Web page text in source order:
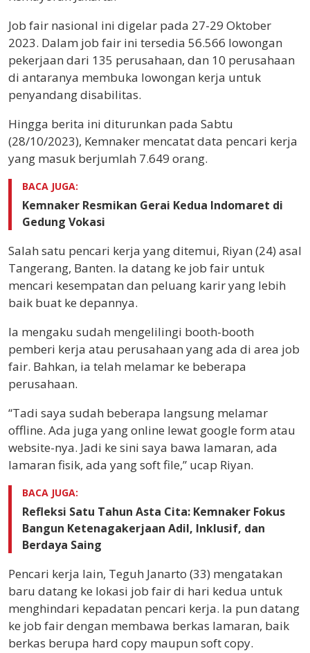
Job fair nasional ini digelar pada 27-29 Oktober
2023. Dalam job fair ini tersedia 56.566 lowongan
pekerjaan dari 135 perusahaan, dan 10 perusahaan
di antaranya membuka lowongan kerja untuk
penyandang disabilitas.
Hingga berita ini diturunkan pada Sabtu
(28/10/2023), Kemnaker mencatat data pencari kerja
yang masuk berjumlah 7.649 orang.
BACA JUGA:
Kemnaker Resmikan Gerai Kedua Indomaret di
Gedung Vokasi
Salah satu pencari kerja yang ditemui, Riyan (24) asal
Tangerang, Banten. Ia datang ke job fair untuk
mencari kesempatan dan peluang karir yang lebih
baik buat ke depannya.
Ia mengaku sudah mengelilingi booth-booth
pemberi kerja atau perusahaan yang ada di area job
fair. Bahkan, ia telah melamar ke beberapa
perusahaan.
“Tadi saya sudah beberapa langsung melamar
offline. Ada juga yang online lewat google form atau
website-nya. Jadi ke sini saya bawa lamaran, ada
lamaran fisik, ada yang soft file,” ucap Riyan.
BACA JUGA:
Refleksi Satu Tahun Asta Cita: Kemnaker Fokus
Bangun Ketenagakerjaan Adil, Inklusif, dan
Berdaya Saing
Pencari kerja lain, Teguh Janarto (33) mengatakan
baru datang ke lokasi job fair di hari kedua untuk
menghindari kepadatan pencari kerja. Ia pun datang
ke job fair dengan membawa berkas lamaran, baik
berkas berupa hard copy maupun soft copy.